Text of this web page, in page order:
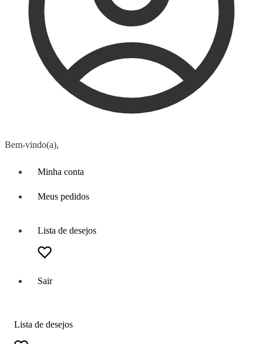
Bem-vindo(a),
Minha conta
Meus pedidos
Lista de desejos
Sair
Lista de desejos